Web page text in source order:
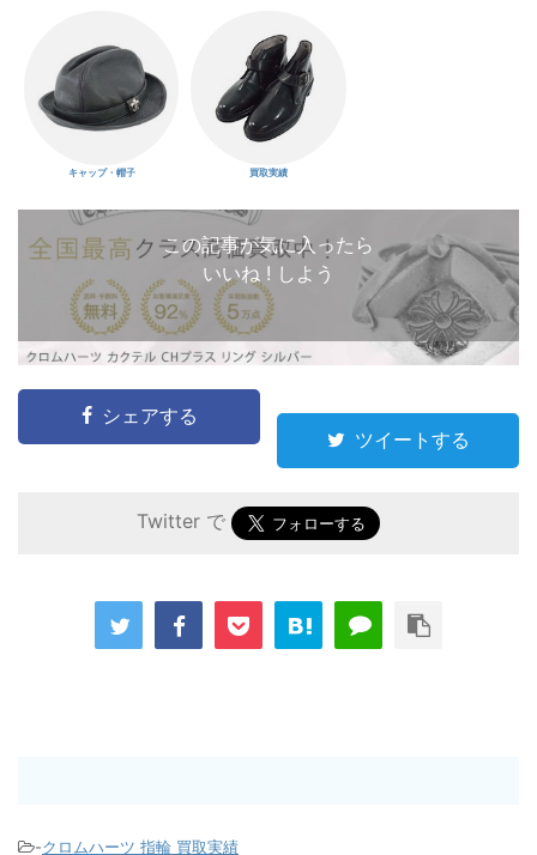
キャップ・帽子 買取実績
この記事が気に入ったら
いいね ! しよう
シェアする
ツイートする
Twitter で
-クロムハーツ 指輪 買取実績